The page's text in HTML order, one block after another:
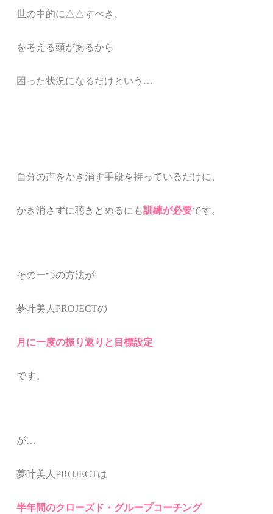
世の中的に△△すべき、
を考える頭があるから
困った状況になるだけという …
自分の声をかき消す手段を持っているだけに、
かき消さずに聴きとめるにも訓練が必要です。
その一つの方法が
夢叶美人PROJECTの
月に一度の振り返りと目標設定
です。
が…
夢叶美人PROJECTは
半年間のクローズド・グループコーチング